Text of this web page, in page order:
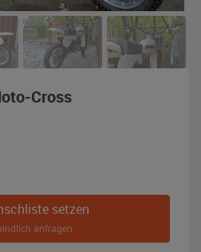
Cross,
setzen
anfragen